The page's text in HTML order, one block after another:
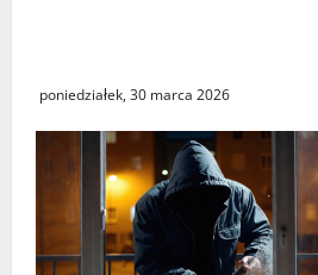
poniedziałek, 30 marca 2026